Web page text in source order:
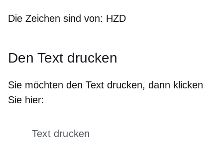
Die Zeichen sind von: HZD
Den Text drucken
Sie möchten den Text drucken, dann klicken
Sie hier:
Text drucken